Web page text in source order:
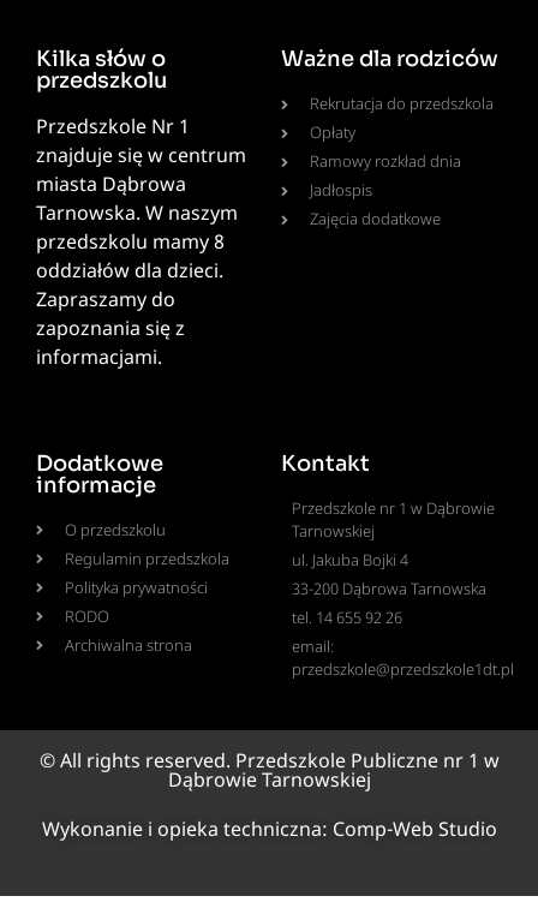
Kilka słów o
przedszkolu
Przedszkole Nr 1
znajduje się w centrum
miasta Dąbrowa
Tarnowska. W naszym
przedszkolu mamy 8
oddziałów dla dzieci.
Zapraszamy do
zapoznania się z
informacjami.
Ważne dla rodziców
Rekrutacja do przedszkola
Opłaty
Ramowy rozkład dnia
Jadłospis
Zajęcia dodatkowe
Dodatkowe
informacje
O przedszkolu
Regulamin przedszkola
Polityka prywatności
RODO
Archiwalna strona
Kontakt
Przedszkole nr 1 w Dąbrowie
Tarnowskiej
ul. Jakuba Bojki 4
33-200 Dąbrowa Tarnowska
tel. 14 655 92 26
email:
przedszkole@przedszkole1dt.pl
© All rights reserved. Przedszkole Publiczne nr 1 w
Dąbrowie Tarnowskiej
Wykonanie i opieka techniczna: Comp-Web Studio